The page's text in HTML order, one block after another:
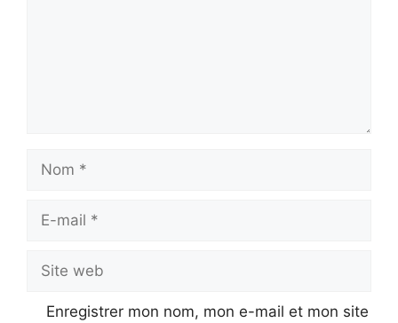
mail
web
Enregistrer mon nom, mon e-mail et mon site